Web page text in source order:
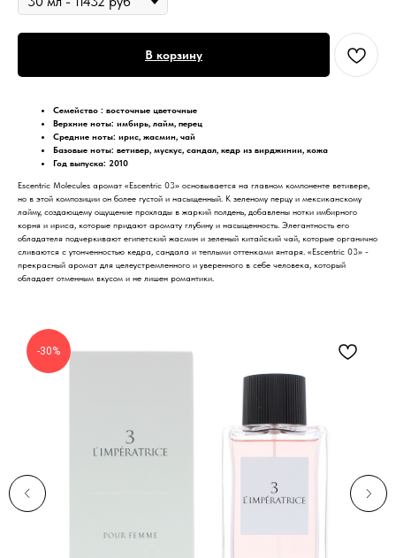
В корзину
Семейство : восточные цветочные
Верхние ноты: имбирь, лайм, перец
Средние ноты: ирис, жасмин, чай
Базовые ноты: ветивер, мускус, сандал, кедр из вирджинии, кожа
Год выпуска: 2010
Escentric Molecules аромат «Escentric 03» основывается на главном компоненте ветивере,
но в этой композиции он более густой и насыщенный. К зеленому перцу и мексиканскому
лайму, создающему ощущение прохлады в жаркий полдень, добавлены нотки имбирного
корня и ириса, которые придают аромату глубину и насыщенность. Элегантность его
обладателя подчеркивают египетский жасмин и зеленый китайский чай, которые органично
сливаются с утонченностью кедра, сандала и теплыми оттенками янтаря. «Escentric 03» -
прекрасный аромат для целеустремленного и уверенного в себе человека, который
обладает отменным вкусом и не лишен романтики.
-30%